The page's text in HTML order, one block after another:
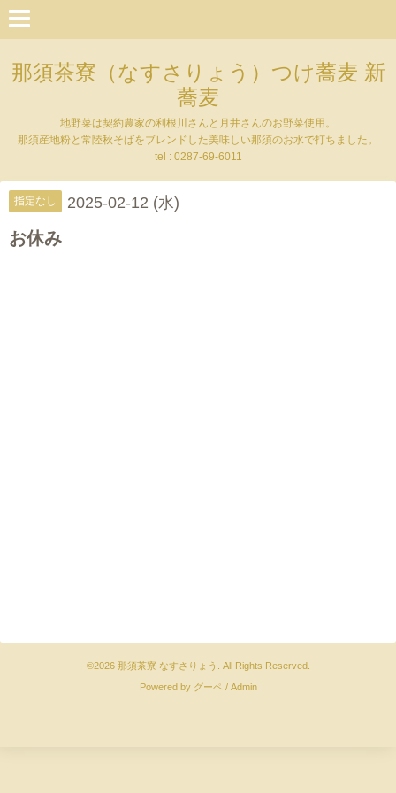
那須茶寮（なすさりょう）つけ蕎麦 新
蕎麦
地野菜は契約農家の利根川さんと月井さんのお野菜使用。
那須産地粉と常陸秋そばをブレンドした美味しい那須のお水で打ちました。
tel : 0287-69-6011
指定なし 2025-02-12 (水)
お休み
©2026 那須茶寮 なすさりょう
. All Rights Reserved.
Powered by グーペ/ Admin